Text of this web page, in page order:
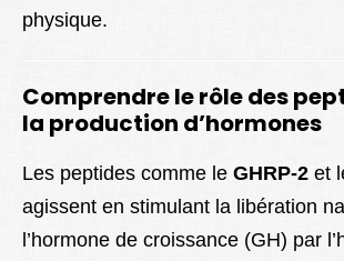
physique.
Comprendre le rôle des
la production d’hormones
Les peptides comme le GHRP-2 et
agissent en stimulant la libération
l’hormone de croissance (GH) par